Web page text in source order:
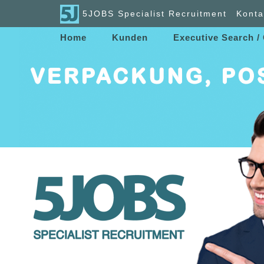
5JOBS Specialist Recruitment
Home Kunden Executive Search